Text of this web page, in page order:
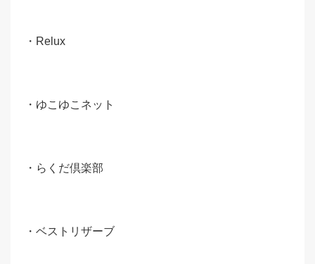
・Relux
・ゆこゆこネット
・らくだ倶楽部
・ベストリザーブ